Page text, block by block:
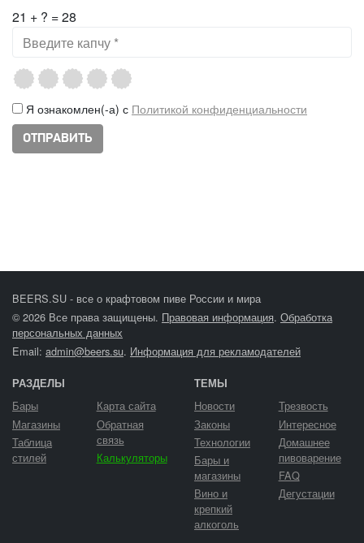
21 + ? = 28
Я ознакомлен(-а) с Политикой конфиденциальности
BEERS.SU - все о крафтовом пиве России и мира
© 2026 Все права защищены. Правовая информация. Обработка
персональных данных
Email: admin@beers.su. Информация для рекламодателей
РАЗДЕЛЫ
Бары
Магазины
Таблица
стилей
Карта сайта
Обратная
связь
Калькуляторы
ТЕМЫ
Новости
Законы
Технологии
Бары и
магазины
Вино и
крепкий
алкоголь
Трезвость
Интересное
Домашнее
пивоварение
FAQ
Дегустации